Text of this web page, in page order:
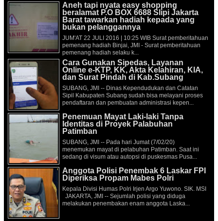
Aneh tapi nyata easy shopping
beralamat P.O BOX 6688 Slipi Jakarta
Barat tawarkan hadiah kepada yang
bukan pelanggannya
JUM'AT 22 JULI 2016 | 10:25 WIB Surat pemberitahuan
pemenang hadiah Binjai, JMI - Surat pemberitahuan
pemenang hadiah selaku k...
Cara Gunakan Sipedas, Layanan
Online e-KTP, KK, Akta Kelahiran, KIA,
dan Surat Pindah di Kab.Subang
SUBANG, JMI -- Dinas Kependudukan dan Catatan
Sipil Kabupaten Subang sudah bisa melayani proses
pendaftaran dan pembuatan administrasi kepen...
Penemuan Mayat Laki-laki Tanpa
Identitas di Proyek Palabuhan
Patimban
SUBANG, JMI -- Pada hari Jumat (7/02/20)
menemukan mayat di pelabuhan Patimban. Saat ini
sedang di visum atau autopsi di puskesmas Pusa...
Anggota Polisi Penembak 6 Laskar FPI
Diperiksa Propam Mabes Polri
Kepala Divisi Humas Polri Irjen Argo Yuwono. SIK. MSI
JAKARTA, JMI -- Sejumlah polisi yang diduga
melakukan penembakan enam anggota Laska...